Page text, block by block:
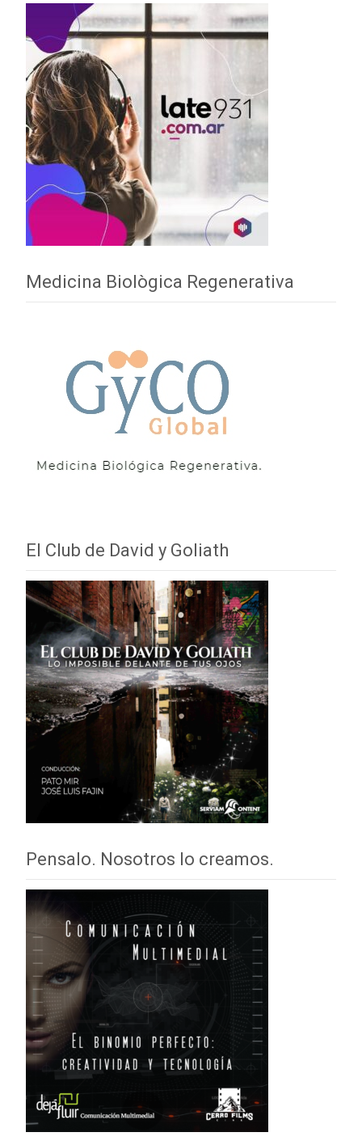
Medicina Biològica Regenerativa
El Club de David y Goliath
Pensalo. Nosotros lo creamos.